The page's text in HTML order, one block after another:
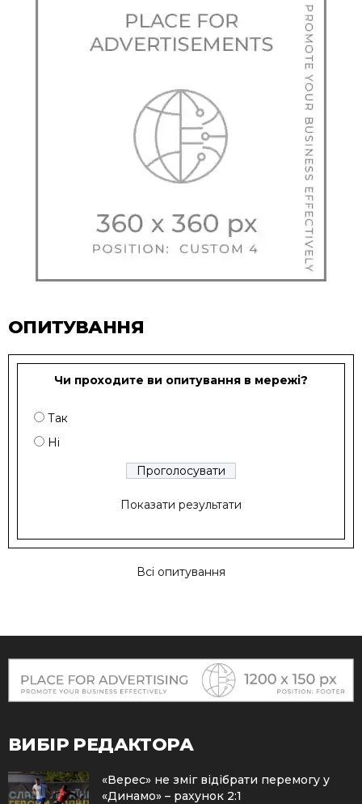
ОПИТУВАННЯ
Чи проходите ви опитування в мережі?
Так
Ні
Показати результати
Всі опитування
ВИБІР РЕДАКТОРА
«Верес» не зміг відібрати перемогу у
«Динамо» – рахунок 2:1